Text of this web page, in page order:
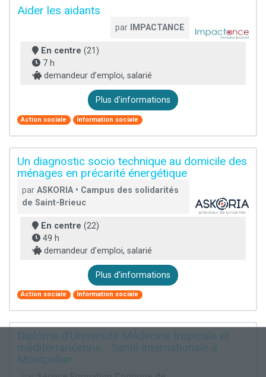
Aider les aidants
par IMPACTANCE
En centre (21)
7 h
demandeur d’emploi, salarié
Plus d'informations
Action sociale Information sociale
Un diagnostic socio technique au domicile des
ménages en précarité énergétique
par ASKORIA • Campus des solidarités
de Saint-Brieuc
En centre (22)
49 h
demandeur d’emploi, salarié
Plus d'informations
Action sociale Information sociale
Diplôme d'Université Médecine tropicale et
méditerranéenne - Santé internationale à
Montpellier